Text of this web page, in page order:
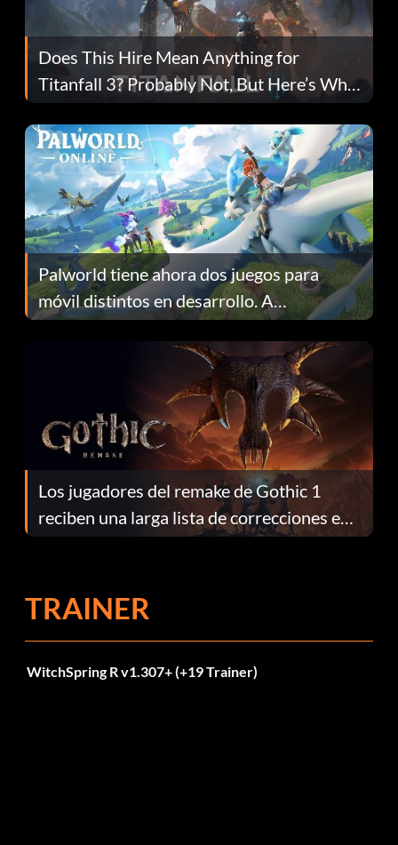
Does This Hire Mean Anything for
Titanfall 3? Probably Not, But Here’s Why
Fans Are Hopeful
Palworld tiene ahora dos juegos para
móvil distintos en desarrollo. A
continuación te explicamos por qué.
Los jugadores del remake de Gothic 1
reciben una larga lista de correcciones en
el parche 1.0.4
TRAINER
WitchSpring R v1.307+ (+19 Trainer)